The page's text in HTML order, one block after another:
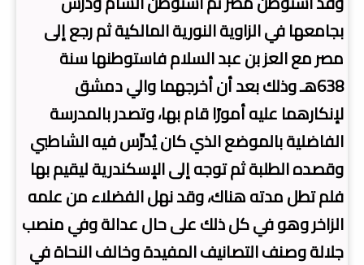
بجامعها في الزاوية النورية المالكية ثم رجع إلى
مصر مع العز بن عبد السلام فاستوطنها سنة
638هـ وذلك بعد أن أخرجهما والي دمشق
لإنكارهما عليه أمورًا قام بها، وتصدر بالمدرسة
الفاضلية بالموضع الذي كان يُدرِّس فيه الشاطبي
وقصده الطلبة ثم توجه إلى الإسكندرية ليقيم بها
فلم تطل مدته هناك، وقد نهل الفضلاء من علمه
الزاخر وهو في كل ذلك على حال عدالة وفي منصب
جلالة وصنف التصانيف المفيدة وخالف النحاة في